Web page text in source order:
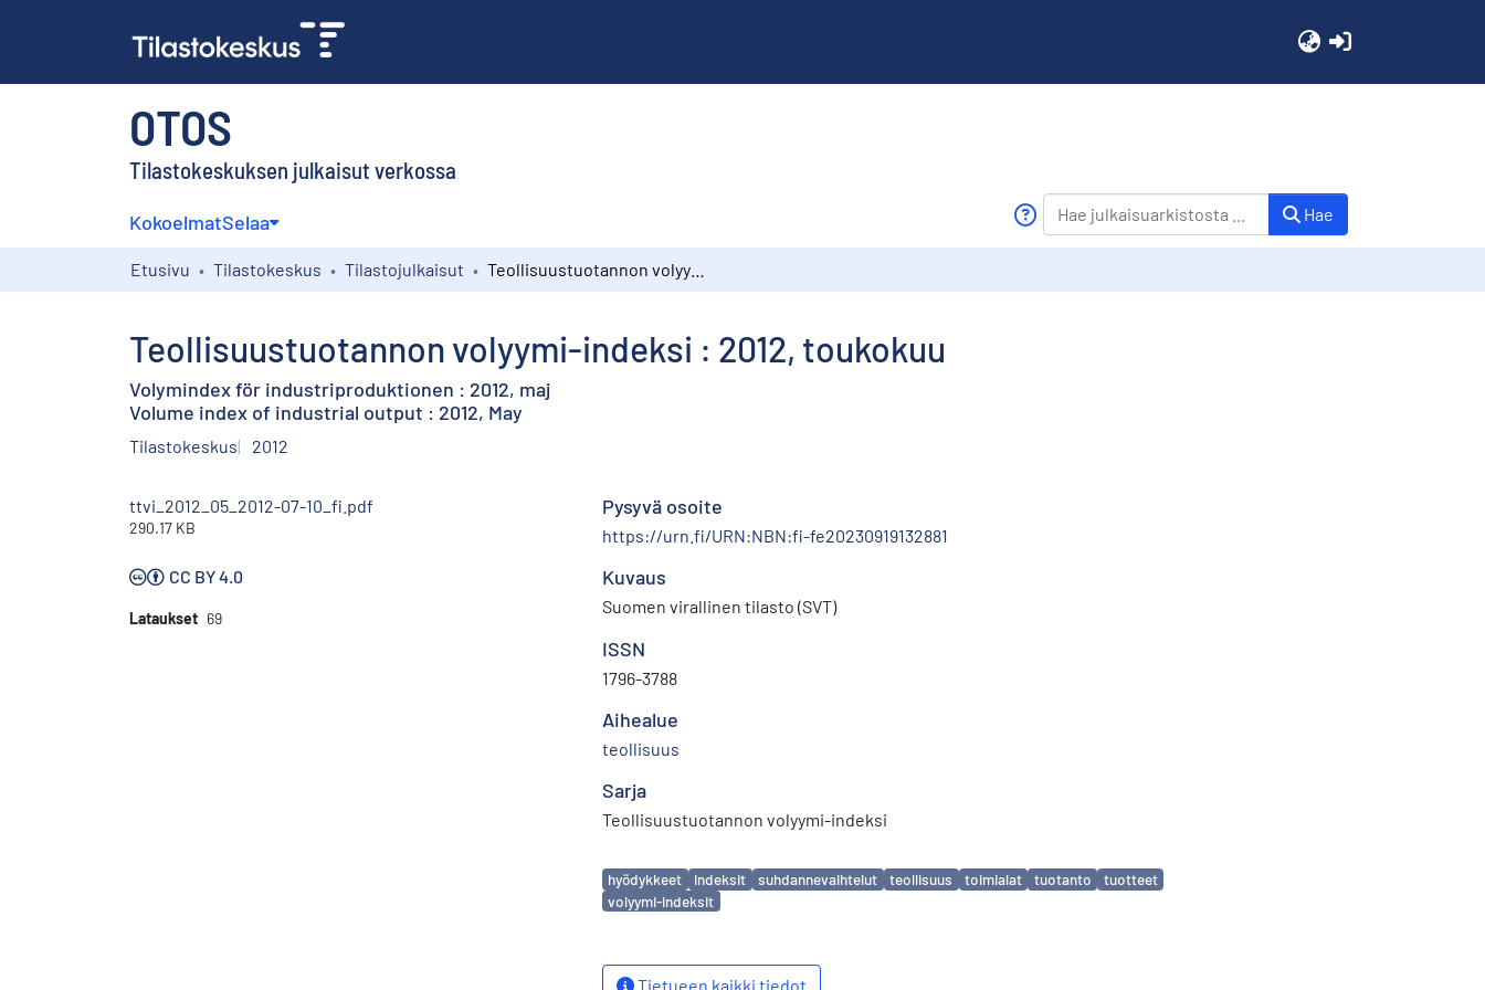
OTOS
Tilastokeskuksen julkaisut verkossa
KokoelmatSelaa Hae
Etusivu Tilastokeskus Tilastojulkaisut
Teollisuustuotannon volyymi-indeksi : 2012, toukokuu
Volymindex för industriproduktionen : 2012, maj
Volume index of industrial output : 2012, May
Tilastokeskus 2012
ttvi_2012_05_2012-07-10_fi.pdf
290.17 KB
CC BY 4.0
Lataukset 69
Pysyvä osoite
https://urn.fi/URN:NBN:fi-fe20230919132881
Kuvaus
Suomen virallinen tilasto (SVT)
ISSN
1796-3788
Aihealue
teollisuus
Sarja
Teollisuustuotannon volyymi-indeksi
Avainsanat
hyödykkeet indeksit suhdannevaihtelut teollisuus toimialat tuotanto
tuotteet
volyymi-indeksit
Tietueen kaikki tiedot